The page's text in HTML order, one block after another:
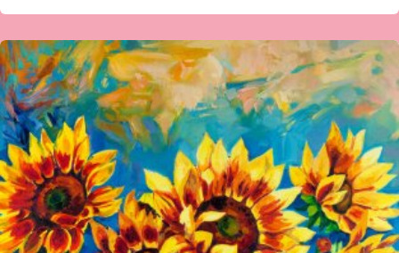
“ಮತ್ತೆವಸಂತ”
ಸುಮಶ್ರೀನಿವಾಸ್
ಅವರ
ಕವಿತೆ